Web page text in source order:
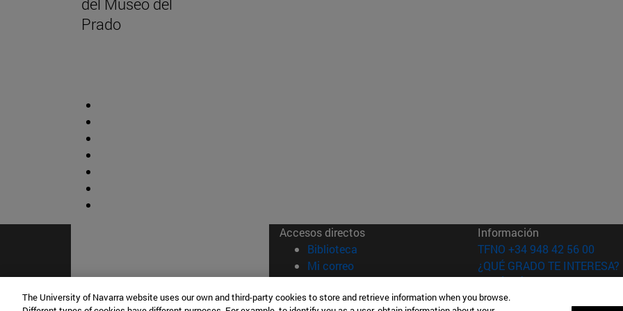
del Museo del
Prado
Accesos directos
Biblioteca (abre en nueva ventana)
Mi correo(abre en nueva ventana)
(abre en nueva ventana)
Búsqueda de personas(abre en nueva ventana)
Información
TFNO +34 948 42 56 00
¿QUÉ GRADO TE INTERESA?
The University of Navarra website uses our own and third-party cookies to store and retrieve information when you browse.